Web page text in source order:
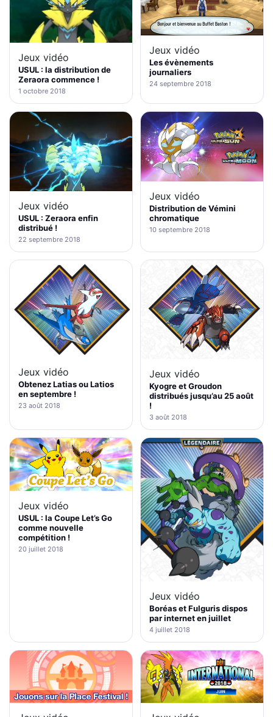
Jeux vidéo
USUL : la distribution de
Zeraora commence !
1 octobre 2018
Jeux vidéo
Les évènements
journaliers
24 septembre 2018
Jeux vidéo
USUL : Zeraora enfin
distribué !
22 septembre 2018
Jeux vidéo
Distribution de Vémini
chromatique
10 septembre 2018
Jeux vidéo
Obtenez Latias ou Latios
en septembre !
23 août 2018
Jeux vidéo
Kyogre et Groudon
distribués jusqu’au 25 août
!
3 août 2018
Jeux vidéo
USUL : la Coupe Let’s Go
comme nouvelle
compétition !
20 juillet 2018
Jeux vidéo
Boréas et Fulguris dispos
par internet en juillet
4 juillet 2018